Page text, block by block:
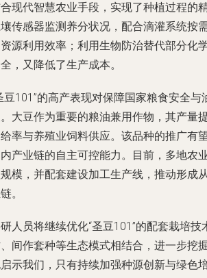
现代智慧农业手段，实现了种植过程的
传感器监测养分状况，配合滴灌系统按
源利用效率；利用生物防治替代部分化
，又降低了生产成本。
豆101”的高产表现对保障国家粮食安全
大豆作为重要的粮油兼用作物，其产量
率与养殖业饲料供应。该品种的推广有
产业链的自主可控能力。目前，多地农
模，并配套建设加工生产线，推动形成
。
人员将继续优化“圣豆101”的配套栽培技
间作套种等生态模式相结合，进一步挖
示我们，只有持续加强种源创新与绿色